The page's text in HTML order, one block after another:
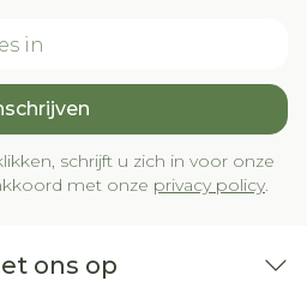
schrijft u zich in voor onze
met onze privacy policy.
ons op